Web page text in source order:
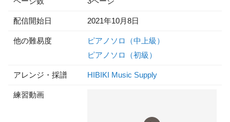
配信開始日 2021年10月8日
他の難易度
ピアノソロ（中上級）
ピアノソロ（初級）
アレンジ・採譜 HIBIKI Music Supply
練習動画